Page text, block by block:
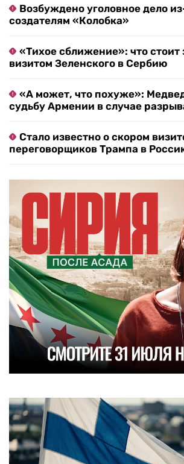
Возбуждено уголовное дело
создателям «Колобка»
«Тихое сближение»: что стоит
визитом Зеленского в Сербию
«А может, что похуже»:
судьбу Армении в случае
Стало известно о скором
переговорщиков Трампа в